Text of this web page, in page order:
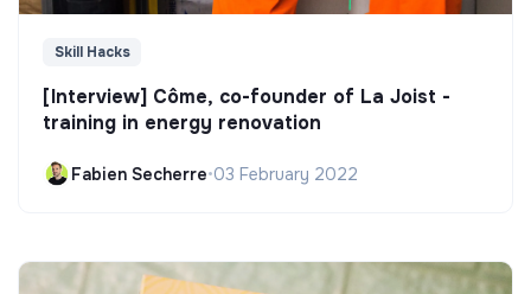
Skill Hacks
[Interview] Côme, co-founder of La Joist -
training in energy renovation
Fabien Secherre•03 February 2022